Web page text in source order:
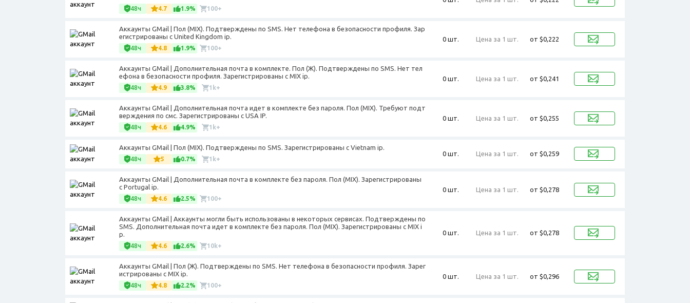
48ч 4.7 1.9% 100+
Аккаунты GMail | Пол (MIX). Подтверждены по SMS. Нет телефона в безопасности профиля. Зар
егистрированы с United Kingdom ip.
48ч 4.8 1.9% 100+
0 шт. Цена за 1 шт. от $0,222
Аккаунты GMail | Дополнительная почта в комплекте. Пол (Ж). Подтверждены по SMS. Нет тел
ефона в безопасности профиля. Зарегистрированы с MIX ip.
48ч 4.9 3.8% 1k+
0 шт. Цена за 1 шт. от $0,241
Аккаунты GMail | Дополнительная почта идет в комплекте без пароля. Пол (MIX). Требуют подт
верждения по смс. Зарегистрированы с USA IP.
48ч 4.6 4.9% 1k+
0 шт. Цена за 1 шт. от $0,255
Аккаунты GMail | Пол (МIX). Подтверждены по SMS. Зарегистрированы с Vietnam ip.
48ч 5 0.7% 1k+
0 шт. Цена за 1 шт. от $0,259
Аккаунты GMail | Дополнительная почта в комплекте без пароля. Пол (MIX). Зарегистрированы
с Portugal ip.
48ч 4.6 2.5% 100+
0 шт. Цена за 1 шт. от $0,278
Аккаунты GMail | Аккаунты могли быть использованы в некоторых сервисах. Подтверждены по
SMS. Дополнительная почта идет в комплекте без пароля. Пол (MIX). Зарегистрированы с MIX i
p.
48ч 4.6 2.6% 10k+
0 шт. Цена за 1 шт. от $0,278
Аккаунты GMail | Пол (Ж). Подтверждены по SMS. Нет телефона в безопасности профиля. Зарег
истрированы с MIX ip.
48ч 4.8 2.2% 100+
0 шт. Цена за 1 шт. от $0,296